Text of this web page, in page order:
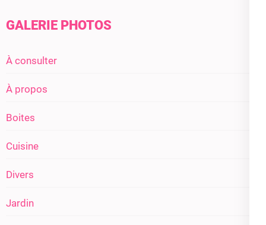
GALERIE PHOTOS
À consulter
À propos
Boites
Cuisine
Divers
Jardin